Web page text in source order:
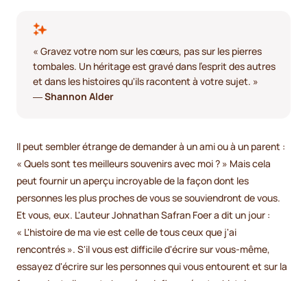
« Gravez votre nom sur les cœurs, pas sur les pierres
tombales. Un héritage est gravé dans l'esprit des autres
et dans les histoires qu'ils racontent à votre sujet. »
―Shannon Alder
Il peut sembler étrange de demander à un ami ou à un parent :
« Quels sont tes meilleurs souvenirs avec moi ? » Mais cela
peut fournir un aperçu incroyable de la façon dont les
personnes les plus proches de vous se souviendront de vous.
Et vous, eux. L'auteur Johnathan Safran Foer a dit un jour :
« L'histoire de ma vie est celle de tous ceux que j'ai
rencontrés ». S'il vous est difficile d'écrire sur vous-même,
essayez d'écrire sur les personnes qui vous entourent et sur la